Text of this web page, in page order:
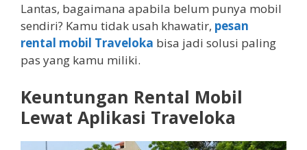
Lantas, bagaimana apabila belum punya mobil
sendiri? Kamu tidak usah khawatir, pesan
rental mobil Traveloka bisa jadi solusi paling
pas yang kamu miliki.
Keuntungan Rental Mobil
Lewat Aplikasi Traveloka